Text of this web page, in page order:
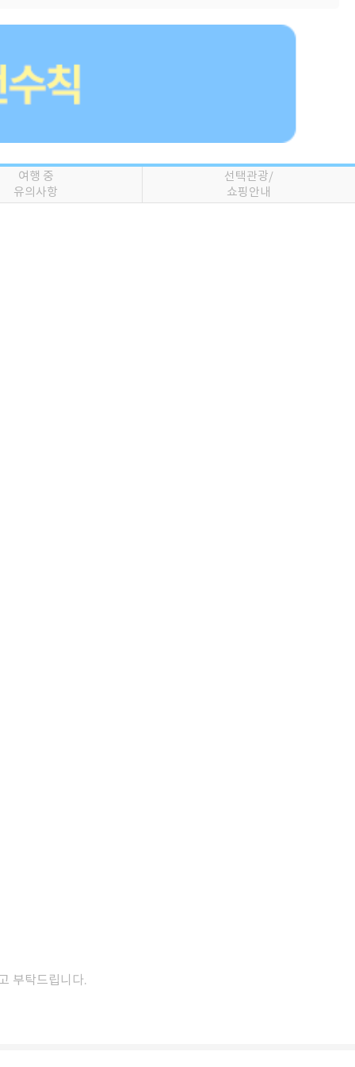
여행 중
유의사항
선택관광/
쇼핑안내
부탁드립니다.